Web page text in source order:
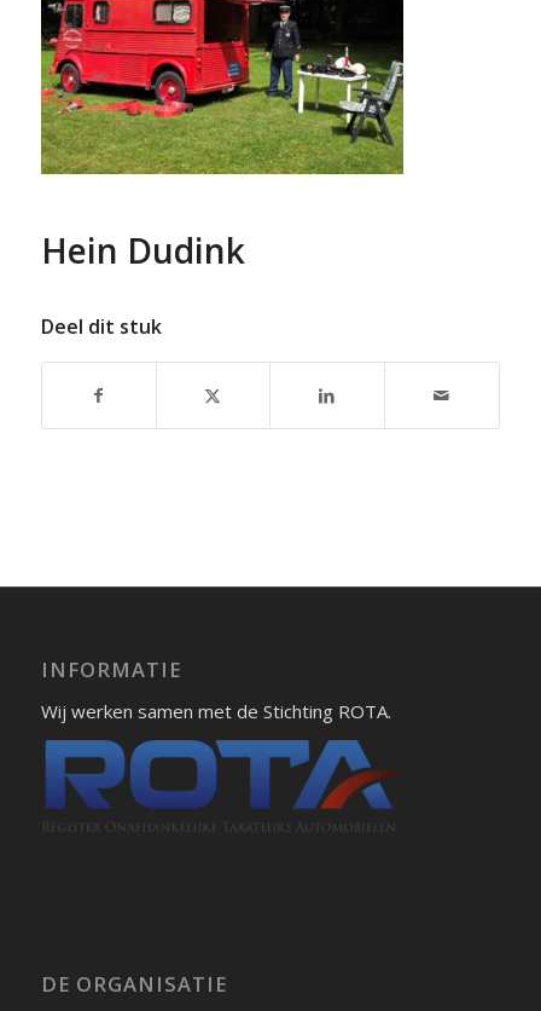
Hein Dudink
Deel dit stuk
INFORMATIE
Wij werken samen met de Stichting ROTA.
DE ORGANISATIE